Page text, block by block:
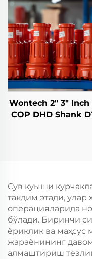
Geotermal Suv
Qopqog'ini
uchun
Wontech 2" 3" Inch
COP DHD Shank
Сув куыши
тақдим этади, улар
операцияларида
бўлади. Биринчи
ёриклик ва маҳсус
жараёнининг
алмаштириш